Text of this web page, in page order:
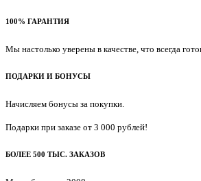
100% ГАРАНТИЯ
Мы настолько уверены в качестве, что всегда
ПОДАРКИ И БОНУСЫ
Начисляем бонусы за покупки.
Подарки при заказе от 3 000 рублей!
БОЛЕЕ 500 ТЫС. ЗАКАЗОВ